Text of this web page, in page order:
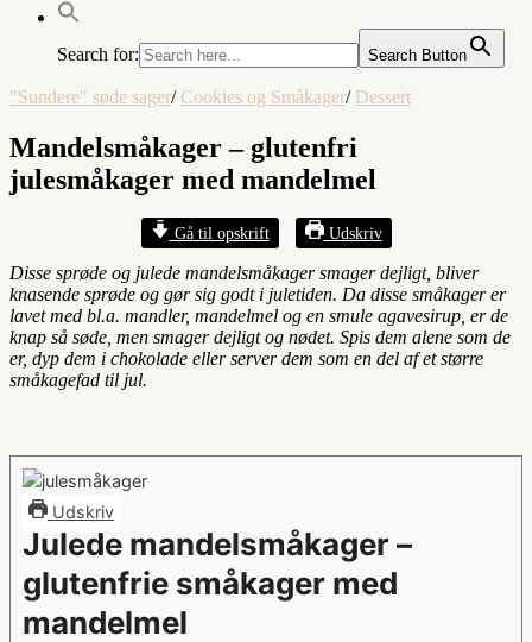
Search for: Search Button
"Sundere" søde sager/ Cookies og Småkager/ Dessert
Mandelsmåkager – glutenfri
julesmåkager med mandelmel
Gå til opskrift Udskriv
Disse sprøde og julede mandelsmåkager smager dejligt, bliver
knasende sprøde og gør sig godt i juletiden. Da disse småkager er
lavet med bl.a. mandler, mandelmel og en smule agavesirup, er de
knap så søde, men smager dejligt og nødet. Spis dem alene som de
er, dyp dem i chokolade eller server dem som en del af et større
småkagefad til jul.
Udskriv
Julede mandelsmåkager –
glutenfrie småkager med
mandelmel